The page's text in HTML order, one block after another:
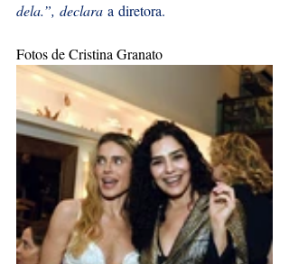
dela.”, declara a diretora.
Fotos de Cristina Granato